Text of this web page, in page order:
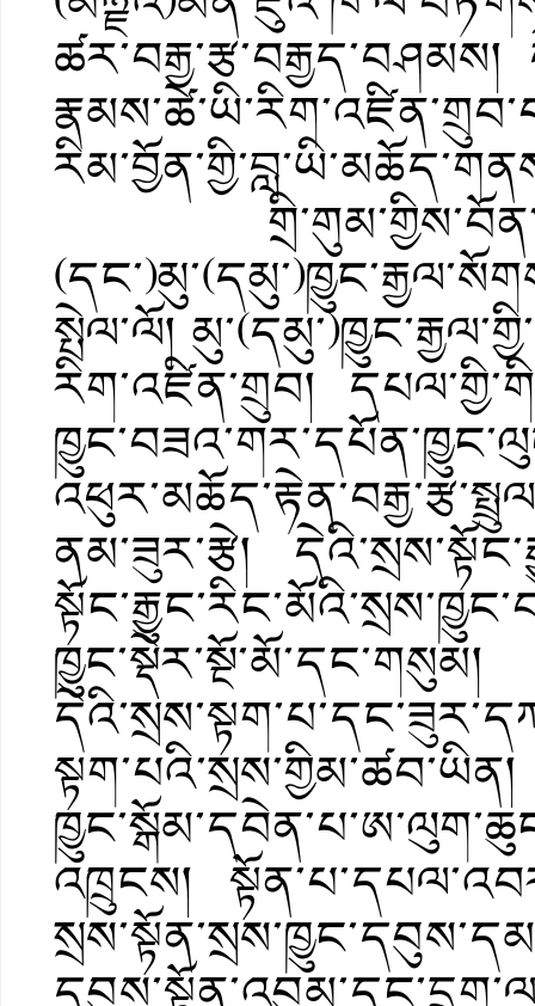
ཚར་བརྒྱ་རྩ་བརྒྱད་བཤམས།
སྤེལ་ལོ།
རིག་འཛིན་གྲུབ།
ནམ་ཟུར་རྩེ།
ཁྱུང་སྡེར་སྔོ་མོ་དང་གསུམ།
འཁྲུངས།